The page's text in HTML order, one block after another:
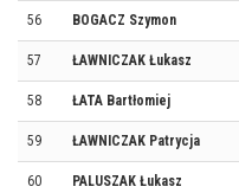
56 BOGACZ Szymon
57 ŁAWNICZAK Łukasz
58 ŁATA Bartłomiej
59 ŁAWNICZAK Patrycja
60 PALUSZAK Łukasz